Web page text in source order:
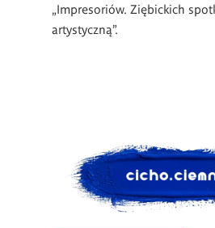
„Impresoriów. Ziębickich
artystyczną”.